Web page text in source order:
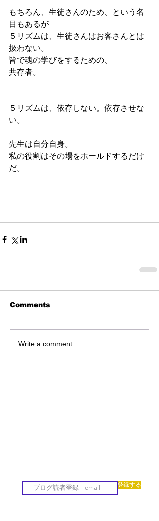
もちろん、生徒さんのため、という名
目もあるが
５リズムは、生徒さんはお客さんとは
扱わない。
皆で魂の学びをするための、
共存者。
５リズムは、依存しない。依存させな
い。
先生は自分自身。
私の役割はその場をホールドするだけ
だ。
Comments
Write a comment...
登録する